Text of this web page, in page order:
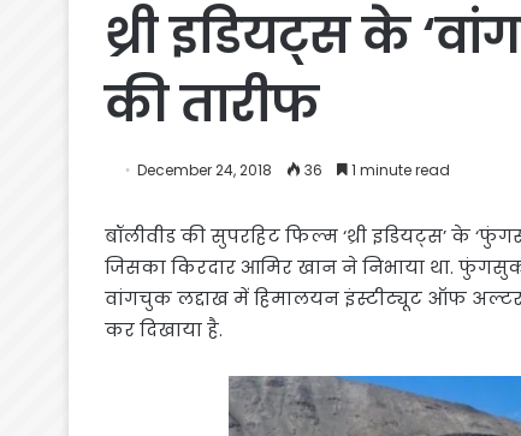
थ्री इडियट्स के
की तारीफ
December 24, 2018 36 1 minute read
बॉलीवीड की सुपरहिट फिल्म ‘थ्री इडियट्स’ के
जिसका किरदार आमिर खान ने निभाया था.
वांगचुक लद्दाख में हिमालयन इंस्टीट्यूट ऑफ
कर दिखाया है.